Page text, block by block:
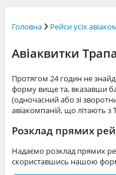
Головна Рейси усіх
Авіаквитки
Протягом 24 годин не
форму вище та, вказавши
(одночасний або зі
авіакомпаній, що літають
Розклад прямих
Надаємо розклад прямих
скориставшись нашою